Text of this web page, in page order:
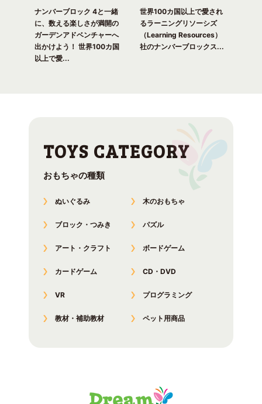
ナンバーブロック 4と一緒
に、数える楽しさが満開の
ガーデンアドベンチャーへ
出かけよう！ 世界100カ国
以上で愛...
世界100カ国以上で愛され
るラーニングリソーシズ
（Learning Resources）
社のナンバーブロックス...
おもちゃの種類
ぬいぐるみ 木のおもちゃ
ブロック・つみき パズル
アート・クラフト ボードゲーム
カードゲーム CD・DVD
VR プログラミング
教材・補助教材 ペット用商品